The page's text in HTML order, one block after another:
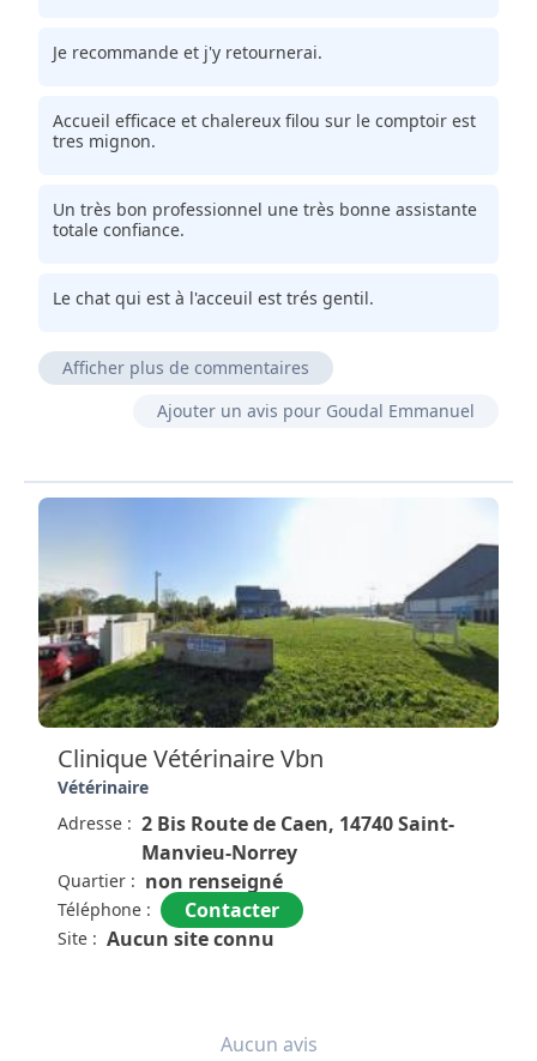
Je recommande et j'y retournerai.
Accueil efficace et chalereux filou sur le comptoir est
tres mignon.
Un très bon professionnel une très bonne assistante
totale confiance.
Le chat qui est à l'acceuil est trés gentil.
Afficher plus de commentaires
Vétérinaire sympa accessible cad qu'on peut avoir un
dialogue avec lui, très pro sérieux et de bon conseil.
maîtres.
Ajouter un avis pour Goudal Emmanuel
Clinique Vétérinaire Vbn
Vétérinaire
Adresse : 2 Bis Route de Caen, 14740 Saint-
Manvieu-Norrey
Quartier : non renseigné
Téléphone : Contacter
Site : Aucun site connu
Aucun avis